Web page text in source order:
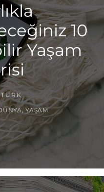
10
Yaşam
,YAŞAM